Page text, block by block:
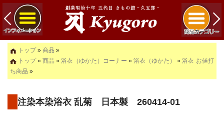
トップ» 商品 »
トップ» 商品 » 浴衣（ゆかた）コーナー » 浴衣（ゆかた） » 浴衣-お値打
ち商品 »
注染本染浴衣 乱菊 日本製 260414-01